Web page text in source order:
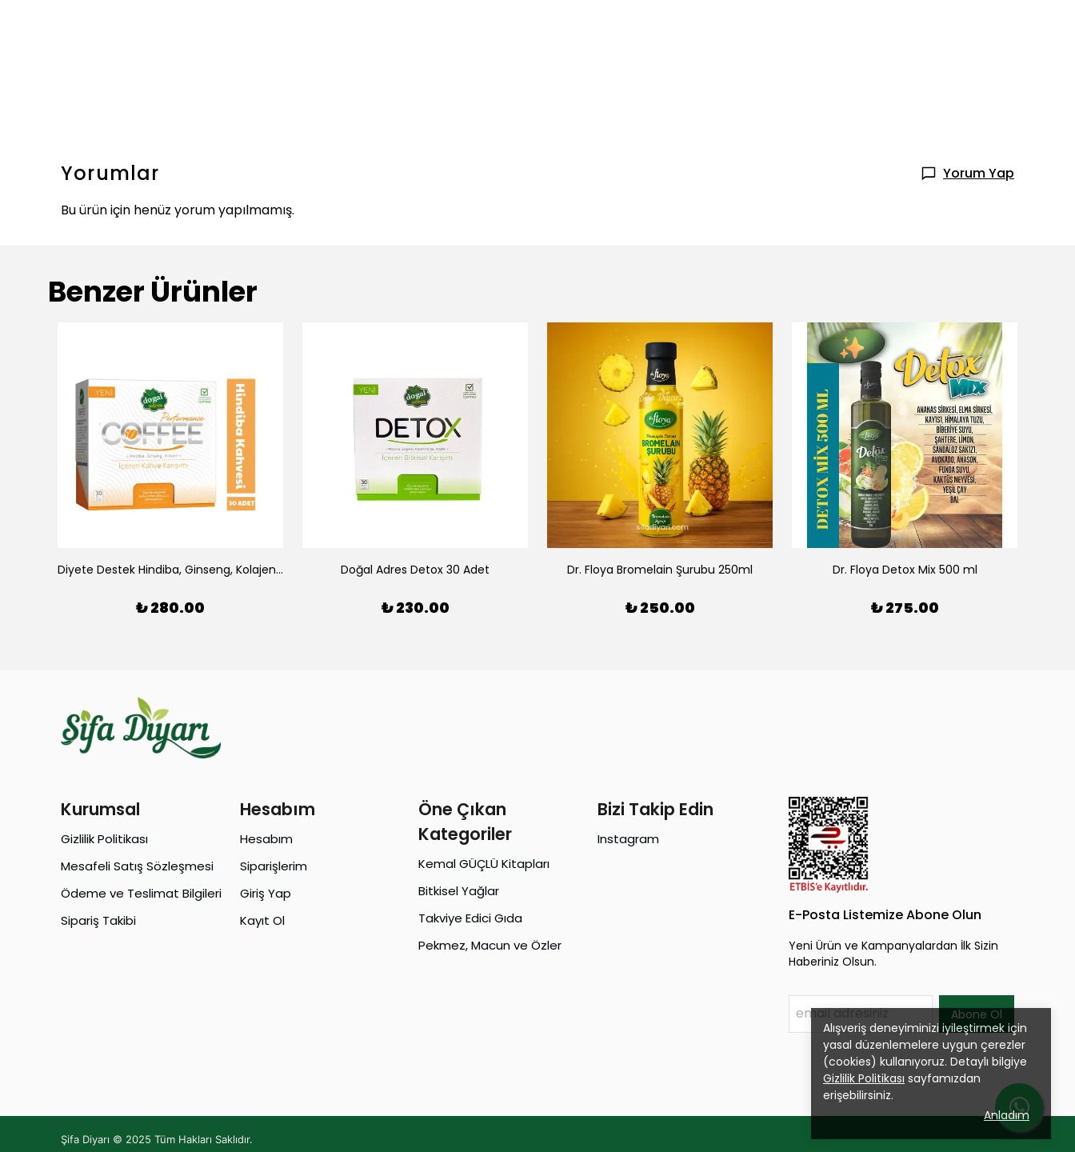
Alışveriş deneyiminizi iyileştirmek için
yasal düzenlemelere uygun çerezler
(cookies) kullanıyoruz. Detaylı bilgiye
Gizlilik Politikası sayfamızdan
erişebilirsiniz.
Anladım
Yorumlar
Yorum Yap
Bu ürün için henüz yorum yapılmamış.
Benzer Ürünler
Diyete Destek Hindiba, Ginseng, Kolajen İçeren Kahve
₺ 280.00
Doğal Adres Detox 30 Adet
₺ 230.00
Dr. Floya Bromelain Şurubu 250ml
₺ 250.00
Dr. Floya Detox Mix 500 ml
₺ 275.00
Kurumsal
Gizlilik Politikası
Mesafeli Satış Sözleşmesi
Ödeme ve Teslimat Bilgileri
Sipariş Takibi
Hesabım
Hesabım
Siparişlerim
Giriş Yap
Kayıt Ol
Öne Çıkan
Kategoriler
Kemal GÜÇLÜ Kitapları
Bitkisel Yağlar
Takviye Edici Gıda
Pekmez, Macun ve Özler
Bizi Takip Edin
Instagram
E-Posta Listemize Abone Olun
Yeni Ürün ve Kampanyalardan İlk Sizin
Haberiniz Olsun.
Abone Ol
Şifa Diyarı © 2025 Tüm Hakları Saklıdır.